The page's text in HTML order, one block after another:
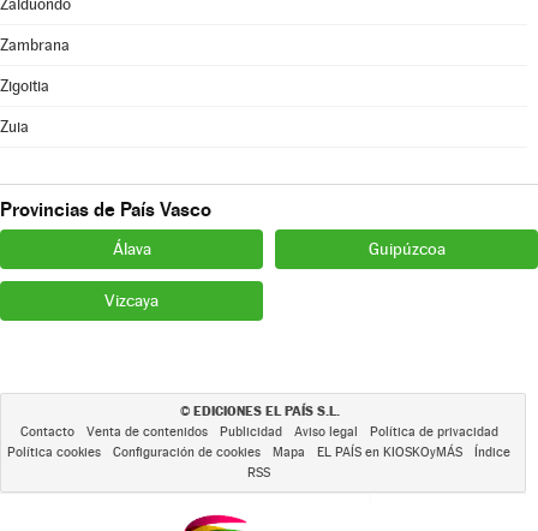
Zalduondo
Zambrana
Zigoitia
Zuia
Provincias de País Vasco
Álava Guipúzcoa
Vizcaya
© EDICIONES EL PAÍS S.L.
Contacto Venta de contenidos Publicidad Aviso legal
Política de privacidad
Política cookies
Configuración de cookies Mapa EL PAÍS en KIOSKOyMÁS
Índice
RSS